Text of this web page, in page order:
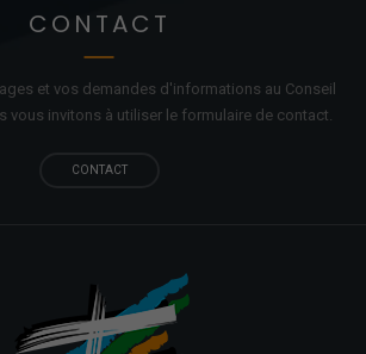
CONTACT
et vos demandes d'informations au Conseil
vous invitons à utiliser le formulaire de contact.
CONTACT